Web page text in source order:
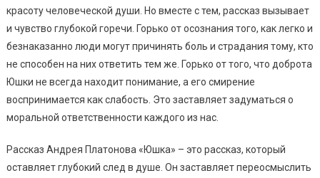
красоту человеческой души. Но вместе с тем, рассказ вызывает
и чувство глубокой горечи. Горько от осознания того, как легко и
безнаказанно люди могут причинять боль и страдания тому, кто
не способен на них ответить тем же. Горько от того, что доброта
Юшки не всегда находит понимание, а его смирение
воспринимается как слабость. Это заставляет задуматься о
моральной ответственности каждого из нас.
Рассказ Андрея Платонова «Юшка» – это рассказ, который
оставляет глубокий след в душе. Он заставляет переосмыслить